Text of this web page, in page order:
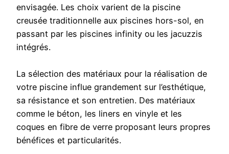
envisagée. Les choix varient de la piscine
creusée traditionnelle aux piscines hors-sol, en
passant par les piscines infinity ou les jacuzzis
intégrés.
La sélection des matériaux pour la réalisation de
votre piscine influe grandement sur l’esthétique,
sa résistance et son entretien. Des matériaux
comme le béton, les liners en vinyle et les
coques en fibre de verre proposant leurs propres
bénéfices et particularités.